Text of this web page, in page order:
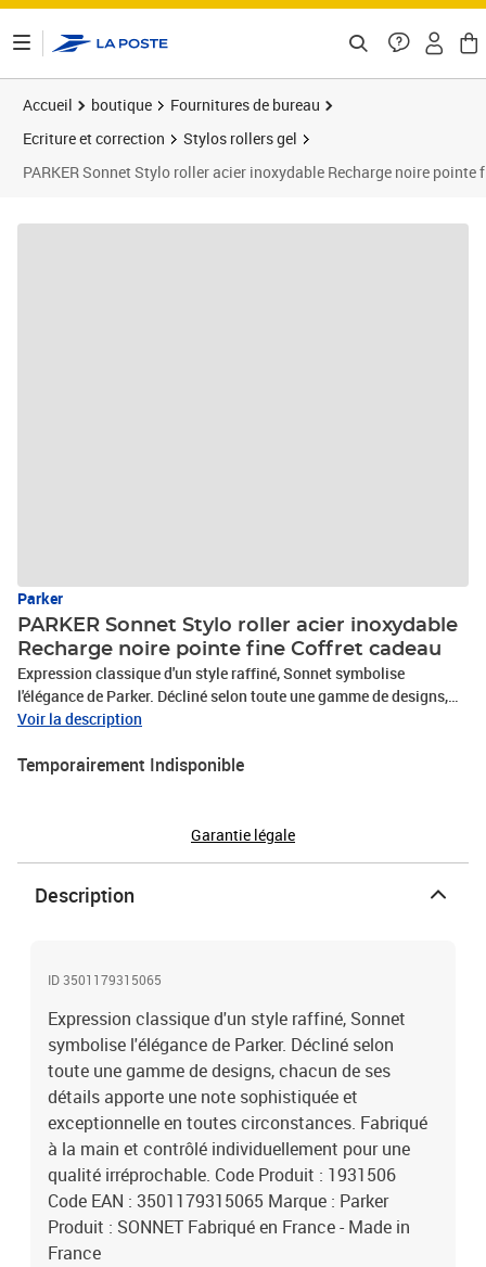
Accueil boutique
Fournitures de bureau
Ecriture et correction
Stylos rollers gel
PARKER Sonnet Stylo roller acier inoxydable Recharge noire pointe
Parker
PARKER Sonnet Stylo roller acier inoxydable
Recharge noire pointe fine Coffret cadeau
Expression classique d'un style raffiné, Sonnet symbolise
l'élégance de Parker. Décliné selon toute une gamme de designs,
chacun de ses détails apporte une note sophistiquée et
contrôlé individuellement pour une qualité irréprochable. Code
Voir la description
Temporairement Indisponible
Garantie légale
Description
ID 3501179315065
Expression classique d'un style raffiné, Sonnet
symbolise l'élégance de Parker. Décliné selon
toute une gamme de designs, chacun de ses
détails apporte une note sophistiquée et
exceptionnelle en toutes circonstances. Fabriqué
à la main et contrôlé individuellement pour une
qualité irréprochable. Code Produit : 1931506
Code EAN : 3501179315065 Marque : Parker
Produit : SONNET Fabriqué en France - Made in
France